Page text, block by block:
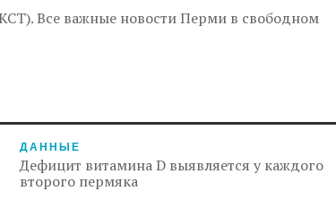
Все важные новости Перми в свободном
ДАННЫЕ
Дефицит витамина D выявляется у каждого
второго пермяка